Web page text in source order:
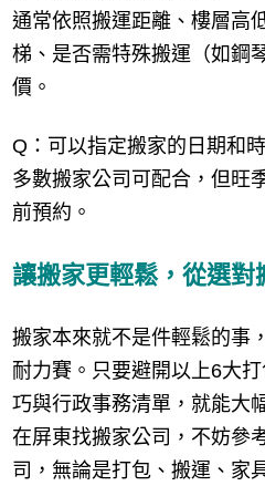
通常依照搬運距離、樓層高
梯、是否需特殊搬運（如鋼
價。
Q：可以指定搬家的日期和
多數搬家公司可配合，但旺
前預約。
讓搬家更輕鬆，從選對
搬家本來就不是件輕鬆的事
耐力賽。只要避開以上6大
巧與行政事務清單，就能大
在屏東找搬家公司，不妨參
司，無論是打包、搬運、家